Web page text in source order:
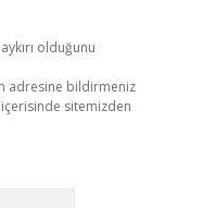
olduğunu
adresine bildirmeniz
sitemizden